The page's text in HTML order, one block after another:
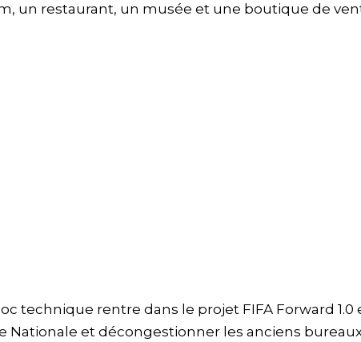
un restaurant, un musée et une boutique de
technique rentre dans le projet FIFA Forward 1.0
Nationale et décongestionner les anciens